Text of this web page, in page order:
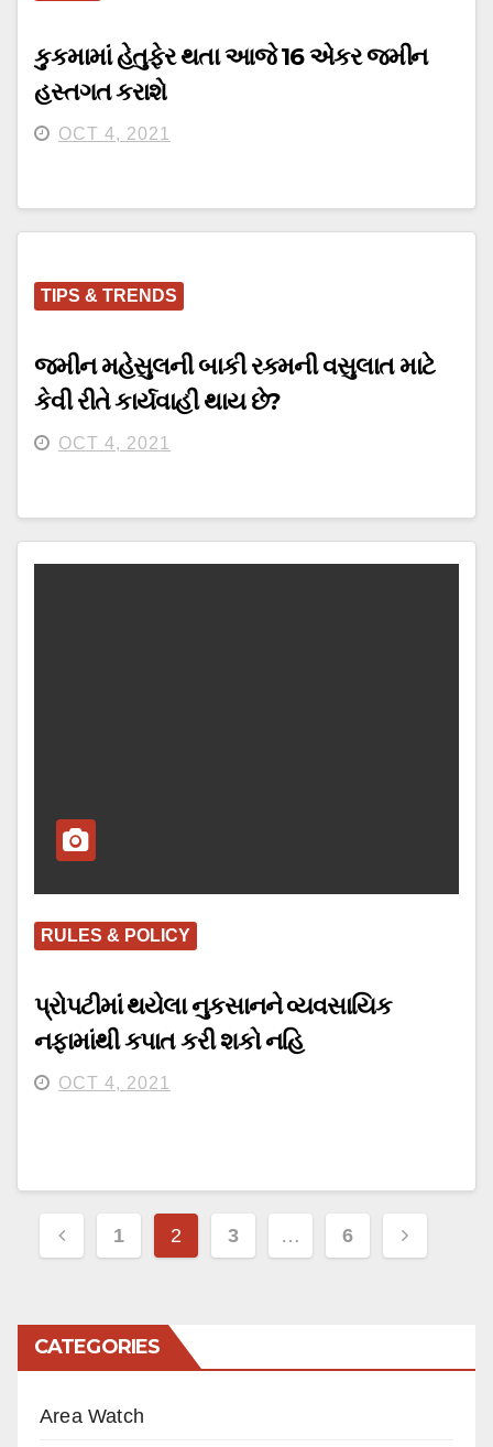
કુકમામાં હેતુફેર થતા આજે 16 એકર જમીન
હસ્તગત કરાશે
OCT 4, 2021
TIPS & TRENDS
જમીન મહેસુલની બાકી રકમની વસુલાત માટે
કેવી રીતે કાર્યવાહી થાય છે?
OCT 4, 2021
RULES & POLICY
પ્રોપટીમાં થયેલા નુકસાનને વ્યવસાયિક
નફામાંથી કપાત કરી શકો નહિ
OCT 4, 2021
Posts
1 2 3 … 6
CATEGORIES
Area Watch